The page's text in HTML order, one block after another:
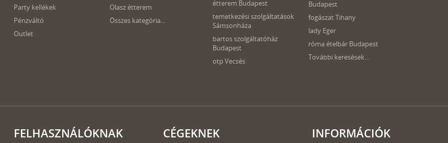
Party kellékek
Pénzváltó
Outlet
Olasz étterem
Összes kategória...
étterem Budapest
temetkezési szolgáltatások
Sámsonháza
bartos szolgáltatóház
Budapest
otp Vecsés
Budapest
fogászat Tihany
lady Eger
róma ételbár Budapest
További keresések...
FELHASZNÁLÓKNAK CÉGEKNEK INFORMÁCIÓK